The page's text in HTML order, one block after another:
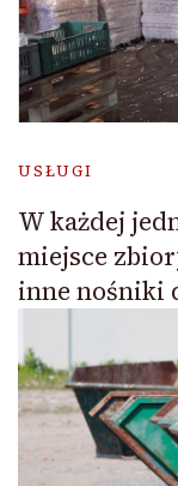
USŁUGI
W każdej
miejsce
inne nośniki